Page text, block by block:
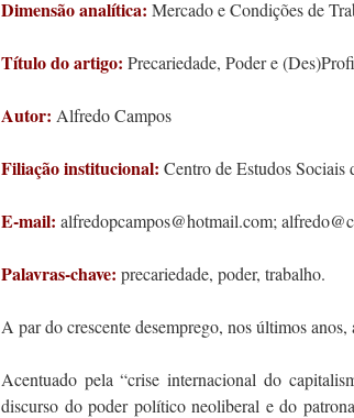
Dimensão analítica: Mercado e Condições de
Título do artigo: Precariedade, Poder e
Autor: Alfredo Campos
Filiação institucional: Centro de Estudos
E-mail: alfredopcampos@hotmail.com;
Palavras-chave: precariedade, poder, trabalho.
A par do crescente desemprego, nos últimos
Acentuado pela “crise internacional do
discurso do poder político neoliberal e do